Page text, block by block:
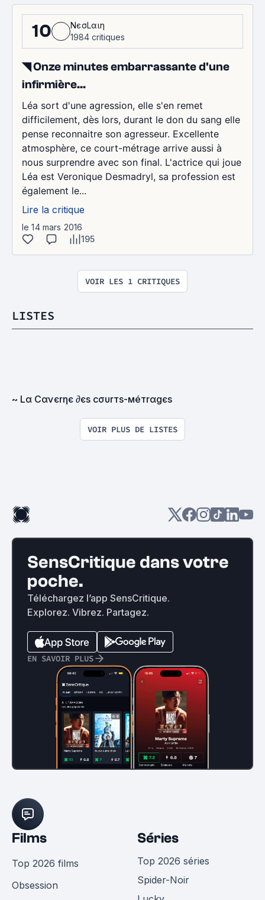
10
NєσLαιη
1984 critiques
◥ Onze minutes embarrassante d'une
infirmière...
Léa sort d'une agression, elle s'en remet
difficilement, dès lors, durant le don du sang elle
pense reconnaitre son agresseur. Excellente
atmosphère, ce court-métrage arrive aussi à
nous surprendre avec son final. L'actrice qui joue
Léa est Veronique Desmadryl, sa profession est
également le...
Lire la critique
le 14 mars 2016
195
VOIR LES 1 CRITIQUES
LISTES
~ Lα Cανєrηє ∂єѕ cσυrтѕ-мéтrαgєѕ
VOIR PLUS DE LISTES
SensCritique dans votre
poche.
Téléchargez l’app SensCritique.
Explorez. Vibrez. Partagez.
EN SAVOIR PLUS
Films
Top 2026 films
Obsession
Séries
Top 2026 séries
Spider-Noir